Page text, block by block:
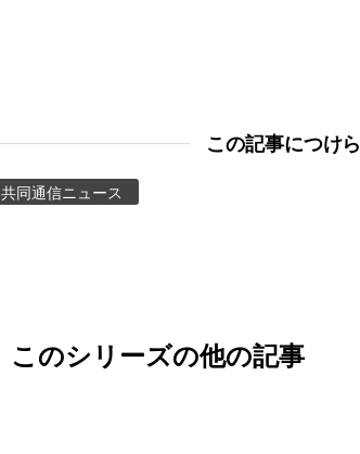
この記事につけ
共同通信ニュース
このシリーズの他の記事